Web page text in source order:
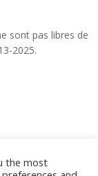
sont pas libres de
2025.
the most